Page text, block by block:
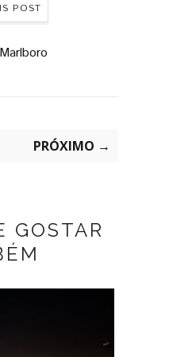
POST
PRÓXIMO →
GOSTAR